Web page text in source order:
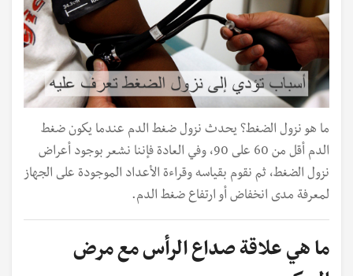
ما هو نزول الضغط؟ يحدث نزول ضغط الدم عندما يكون ضغط
الدم أقل من 60 على 90، وفي العادة فإننا نشعر بوجود أعراض
نزول الضغط، ثم نقوم بقياسه وقراءة الأعداد الموجودة على الجهاز
لمعرفة مدى انخفاض أو ارتفاع ضغط الدم.
ما هي علاقة صداع الرأس مع مرض